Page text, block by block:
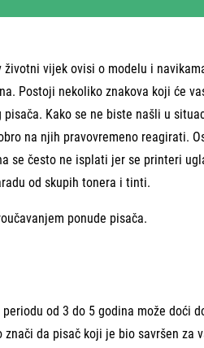
vijek ovisi o modelu i
Postoji nekoliko znakova koji će
Kako se ne biste našli u
na njih pravovremeno reagirati.
se često ne isplati jer se printeri
od skupih tonera i tinti.
ponude pisača.
od 3 do 5 godina može doći
da pisač koji je bio savršen za